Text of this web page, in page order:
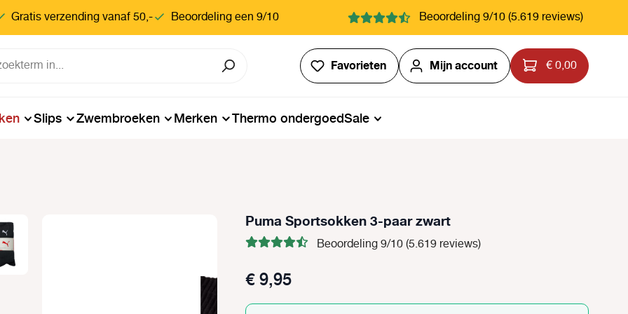
Gratis verzending vanaf 50,- Beoordeling een 9/10 Beoordeling 9/10 (5.619 reviews)
Favorieten Je hebt 0 items op je verlanglijstje
Mijn account € 0,00
Slips Zwembroeken Merken Thermo ondergoedSale
Puma Sportsokken 3-paar zwart
Beoordeling 9/10 (5.619 reviews)
€ 9,95